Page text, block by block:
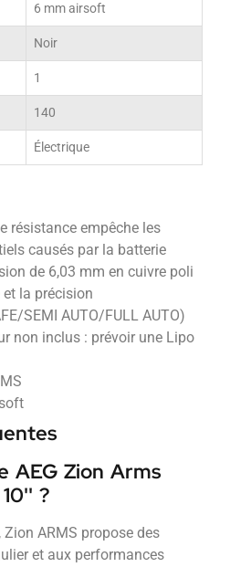
6 mm airsoft
Noir
1
140
Électrique
résistance empêche les
causés par la batterie
de 6,03 mm en cuivre poli
la précision
SEMI AUTO/FULL AUTO)
non inclus : prévoir une Lipo
AEG Zion Arms
?
ARMS propose des
et aux performances